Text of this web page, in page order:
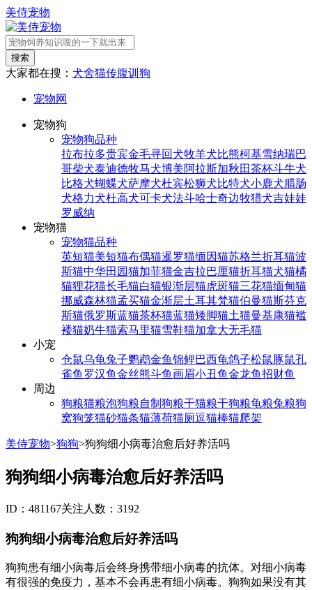
美侍宠物
搜索
大家都在搜： 犬舍猫传腹训狗
宠物网
宠物狗
宠物狗品种
拉布拉多贵宾金毛寻回犬牧羊犬比熊柯基雪纳瑞巴
哥柴犬泰迪德牧马犬博美阿拉斯加秋田茶杯斗牛犬
比格犬蝴蝶犬萨摩犬杜宾松狮犬比特犬小鹿犬腊肠
犬格力犬杜高犬可卡犬法斗哈士奇边牧猎犬吉娃娃
罗威纳
宠物猫
宠物猫品种
英短猫美短猫布偶猫暹罗猫缅因猫苏格兰折耳猫波
斯猫中华田园猫加菲猫金吉拉巴厘猫折耳猫犬猫橘
猫狸花猫长毛猫白猫银渐层猫虎斑猫三花猫缅甸猫
挪威森林猫孟买猫金渐层土耳其梵猫伯曼猫斯芬克
斯猫俄罗斯蓝猫茶杯猫蓝猫矮脚猫土猫曼基康猫褴
褛猫奶牛猫索马里猫雪鞋猫加拿大无毛猫
小宠
仓鼠乌龟兔子鹦鹉金鱼锦鲤巴西龟鸽子松鼠豚鼠孔
雀鱼 罗汉鱼金丝熊斗鱼画眉小丑鱼金龙鱼招财鱼
周边
狗粮猫粮泡狗粮自制狗粮干猫粮干狗粮龟粮兔粮狗
窝狗笼猫砂猫条猫薄荷猫厕逗猫棒猫爬架
美侍宠物>狗狗>狗狗细小病毒治愈后好养活吗
狗狗细小病毒治愈后好养活吗
ID：481167关注人数：3192
狗狗细小病毒治愈后好养活吗
狗狗患有细小病毒后会终身携带细小病毒的抗体。对细小病毒
有很强的免疫力，基本不会再患有细小病毒。狗狗如果没有其